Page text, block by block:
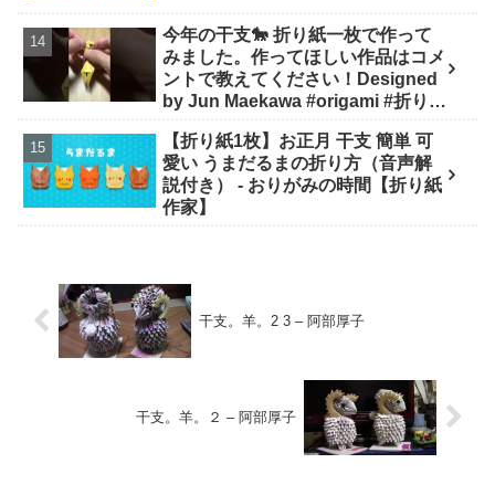
今年の干支🐎 折り紙一枚で作って
みました。作ってほしい作品はコメ
ントで教えてください！Designed
by Jun Maekawa #origami #折り紙
【折り紙1枚】お正月 干支 簡単 可
愛い うまだるまの折り方（音声解
説付き） - おりがみの時間【折り紙
作家】
干支。羊。2 3 – 阿部厚子
干支。羊。２ – 阿部厚子